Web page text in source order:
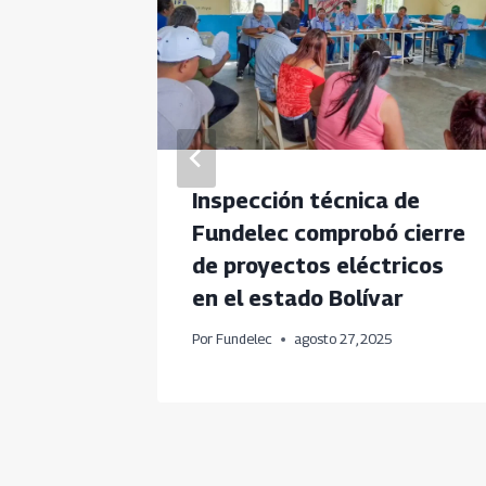
Inspección técnica de
Fundelec comprobó cierre
de proyectos eléctricos
en el estado Bolívar
Por Fundelec agosto 27, 2025